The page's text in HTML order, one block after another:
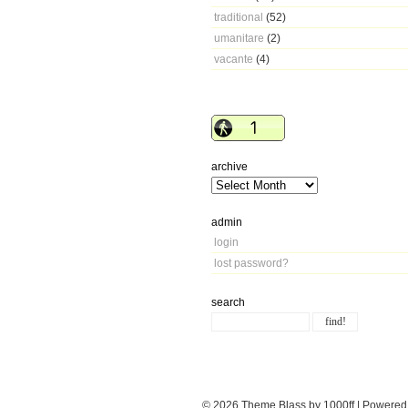
traditional (52)
umanitare (2)
vacante (4)
archive
admin
login
lost password?
search
© 2026 Theme Blass by 1000ff |